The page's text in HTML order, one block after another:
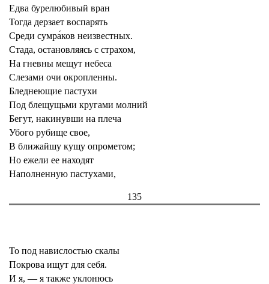
Едва бурелюбивый вран
Тогда дерзает воспарять
Среди сумра́ков неизвестных.
Стада, остановляясь с страхом,
На гневны мещут небеса
Слезами очи окропленны.
Бледнеющие пастухи
Под блещущьми кругами молний
Бегут, накинувши на плеча
Убого рубище свое,
В ближайшу кущу опрометом;
Но ежели ее находят
Наполненную пастухами,
135
То под навислостью скалы
Покрова ищут для себя.
И я, — я также уклонюсь